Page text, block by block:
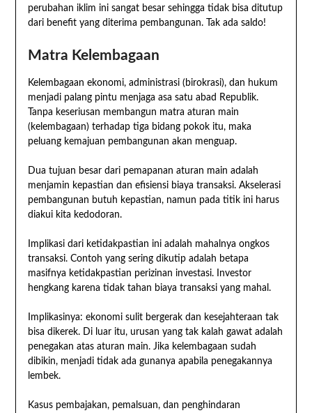
perubahan iklim ini sangat besar sehingga tidak bisa ditutup
dari benefit yang diterima pembangunan. Tak ada saldo!
Matra Kelembagaan
Kelembagaan ekonomi, administrasi (birokrasi), dan hukum
menjadi palang pintu menjaga asa satu abad Republik.
Tanpa keseriusan membangun matra aturan main
(kelembagaan) terhadap tiga bidang pokok itu, maka
peluang kemajuan pembangunan akan menguap.
Dua tujuan besar dari pemapanan aturan main adalah
menjamin kepastian dan efisiensi biaya transaksi. Akselerasi
pembangunan butuh kepastian, namun pada titik ini harus
diakui kita kedodoran.
Implikasi dari ketidakpastian ini adalah mahalnya ongkos
transaksi. Contoh yang sering dikutip adalah betapa
masifnya ketidakpastian perizinan investasi. Investor
hengkang karena tidak tahan biaya transaksi yang mahal.
Implikasinya: ekonomi sulit bergerak dan kesejahteraan tak
bisa dikerek. Di luar itu, urusan yang tak kalah gawat adalah
penegakan atas aturan main. Jika kelembagaan sudah
dibikin, menjadi tidak ada gunanya apabila penegakannya
lembek.
Kasus pembajakan, pemalsuan, dan penghindaran